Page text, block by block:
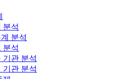
분석
분석
분석
기관 분석
기관 분석